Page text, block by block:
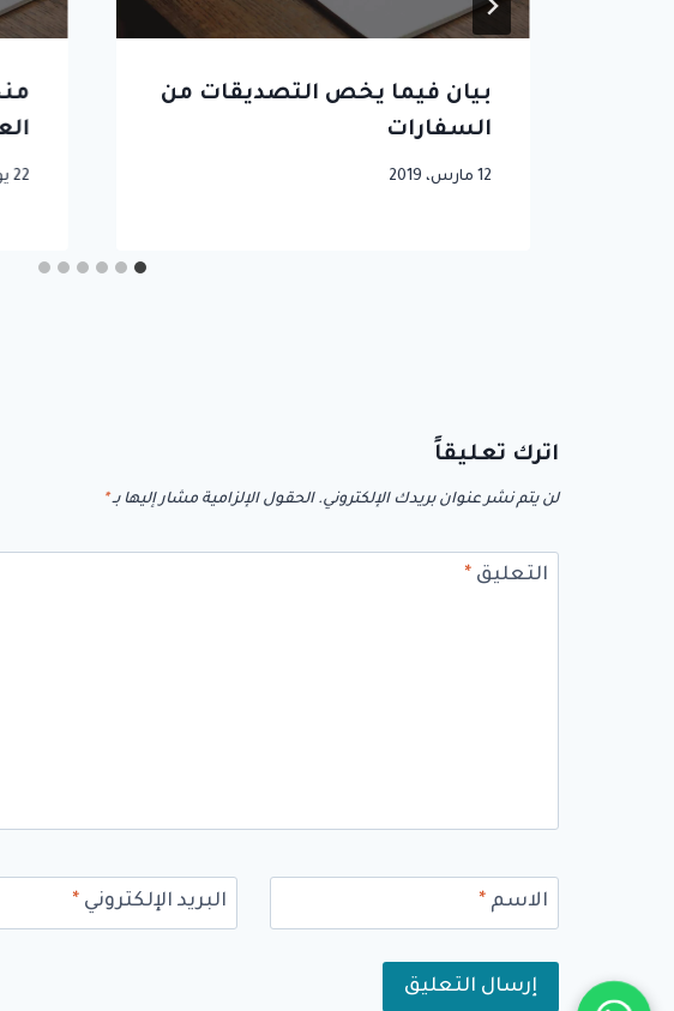
بيان فيما يخص التصديقات من
السفارات
12 مارس، 2019 22 يوليو، 2019
اترك تعليقاً
لن يتم نشر عنوان بريدك الإلكتروني. الحقول الإلزامية مشار إليها بـ*
التعليق *
الاسم* البريد الإلكتروني*